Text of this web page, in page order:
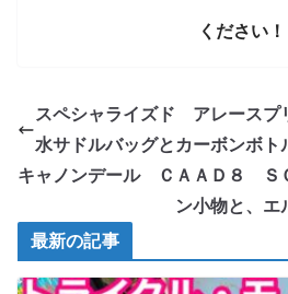
ください！
スペシャライズド アレース
水サドルバッグとカーボンボト
キャノンデール ＣＡＡＤ８
ン小物と、エ
最新の記事